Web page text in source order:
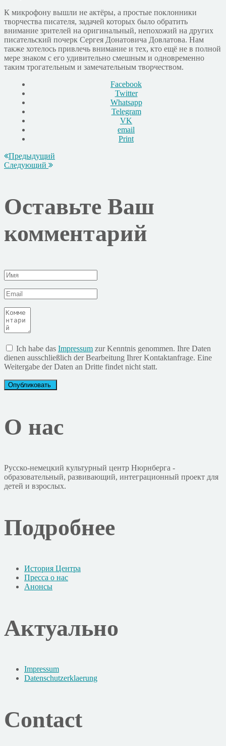
К микрофону вышли не актёры, а простые поклонники
творчества писателя, задачей которых было обратить
внимание зрителей на оригинальный, непохожий на других
писательский почерк Сергея Донатовича Довлатова. Нам
также хотелось привлечь внимание и тех, кто ещё не в полной
мере знаком с его удивительно смешным и одновременно
таким трогательным и замечательным творчеством.
Facebook
Twitter
Whatsapp
Telegram
VK
email
Print
Предыдущий
Следующий
Оставьте Ваш
комментарий
Ich habe das Impressum zur Kenntnis genommen. Ihre Daten
dienen ausschließlich der Bearbeitung Ihrer Kontaktanfrage. Eine
Weitergabe der Daten an Dritte findet nicht statt.
О нас
Русско-немецкий культурный центр Нюрнберга -
образовательный, развивающий, интеграционный проект для
детей и взрослых.
Подробнее
История Центра
Пресса о нас
Анонсы
Актуально
Impressum
Datenschutzerklaerung
Contact